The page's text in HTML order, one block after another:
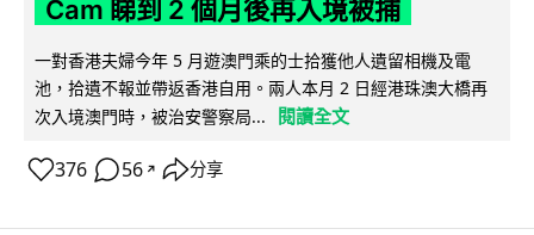
Cam 睇到 2 個月後再入境被捕
一對香港夫婦今年 5 月遊澳門乘的士拾獲他人遺留相機及電
池，拾遺不報並帶返香港自用。兩人本月 2 日經港珠澳大橋再
次入境澳門時，被治安警察局...
閱讀全文
376 56 ↗ 分享